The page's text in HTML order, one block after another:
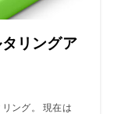
リングア
ング。 現在は